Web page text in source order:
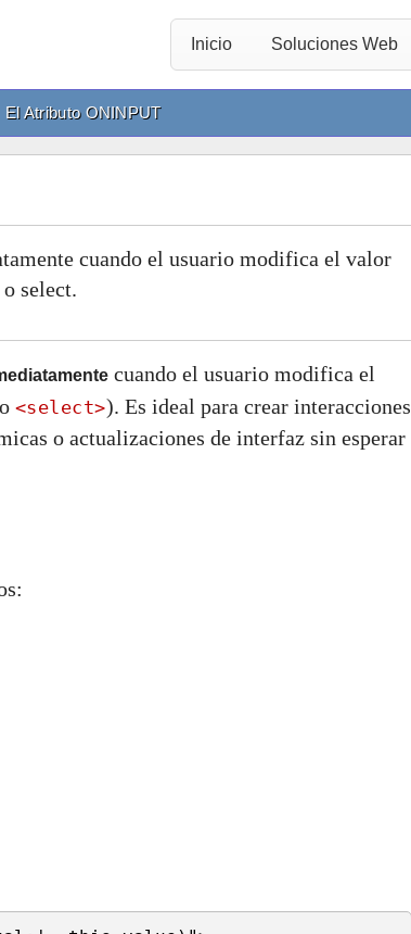
Inicio Soluciones Web
El Atributo ONINPUT
cuando el usuario modifica el valor
select.
cuando el usuario modifica el
<select>). Es ideal para crear interacciones
o actualizaciones de interfaz sin esperar